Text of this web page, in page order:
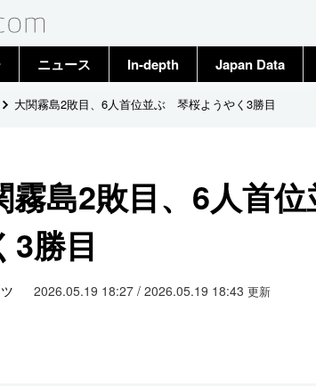
ニュース
トップ
In-depth Japan Data
大関霧島2敗目、6人首位並ぶ 琴桜ようやく3勝目
霧島2敗目、6人首
3勝目
2026.05.19 18:27 / 2026.05.19 18:43 更新